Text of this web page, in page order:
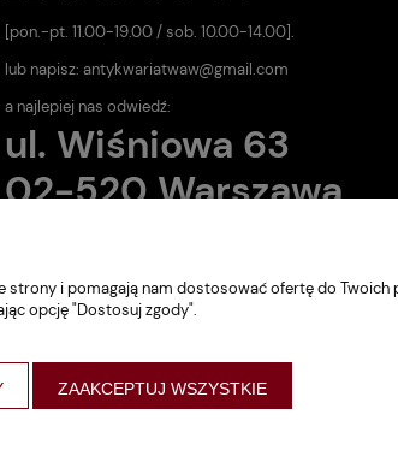
[pon.-pt. 11.00-19.00 / sob. 10.00-14.00].
lub napisz: antykwariatwaw@gmail.com
a najlepiej nas odwiedź:
ul. Wiśniowa 63
02-520 Warszawa
strony i pomagają nam dostosować ofertę do
opcję "Dostosuj zgody".
ZAAKCEPTUJ WSZYSTKIE